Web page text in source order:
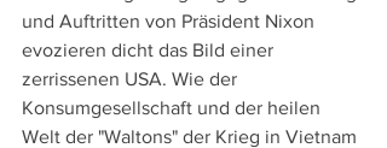
und Auftritten von Präsident Nixon
evozieren dicht das Bild einer
zerrissenen USA. Wie der
Konsumgesellschaft und der heilen
Welt der "Waltons" der Krieg in Vietnam